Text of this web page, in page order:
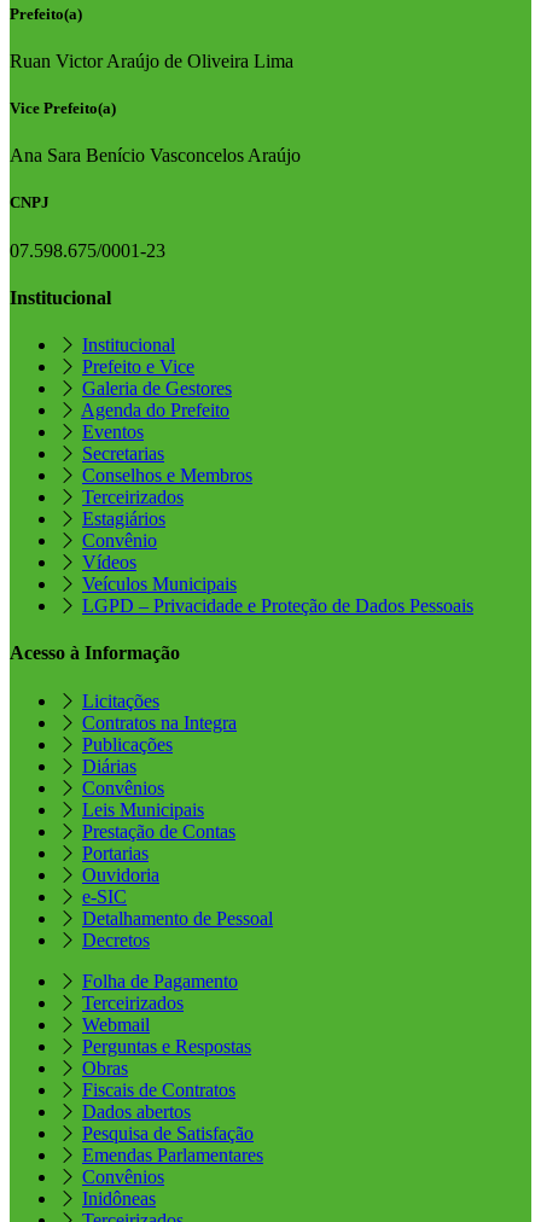
Prefeito(a)
Ruan Victor Araújo de Oliveira Lima
Vice Prefeito(a)
Ana Sara Benício Vasconcelos Araújo
CNPJ
07.598.675/0001-23
Institucional
Institucional
Prefeito e Vice
Galeria de Gestores
Agenda do Prefeito
Eventos
Secretarias
Conselhos e Membros
Terceirizados
Estagiários
Convênio
Vídeos
Veículos Municipais
LGPD – Privacidade e Proteção de Dados Pessoais
Acesso à Informação
Licitações
Contratos na Integra
Publicações
Diárias
Convênios
Leis Municipais
Prestação de Contas
Portarias
Ouvidoria
e-SIC
Detalhamento de Pessoal
Decretos
Folha de Pagamento
Terceirizados
Webmail
Perguntas e Respostas
Obras
Fiscais de Contratos
Dados abertos
Pesquisa de Satisfação
Emendas Parlamentares
Convênios
Inidôneas